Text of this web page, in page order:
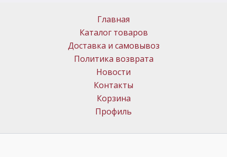
Главная
Каталог товаров
Доставка и самовывоз
Политика возврата
Новости
Контакты
Корзина
Профиль